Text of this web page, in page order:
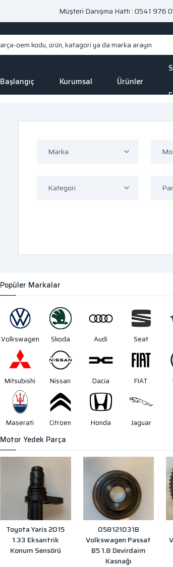
Müşteri Danışma Hattı : 0541 976
Başlangıç Kurumsal Ürünler
Marka
Kategori
Popüler Markalar
Volkswagen Skoda Audi Seat
Mitsubishi Nissan Dacia FIAT
Maserati Citroen Honda Jaguar
Motor Yedek Parça
Toyota Yaris 2015
1.33 Eksantrik
Konum Sensörü
058121031B
Volkswagen Passat
B5 1.8 Devirdaim
Kasnağı